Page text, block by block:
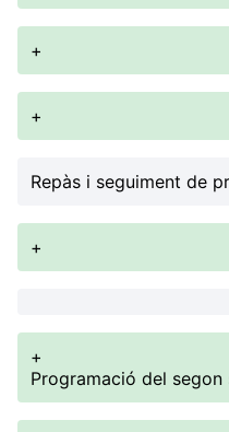
+
+
Repàs i seguiment de
+
+
Programació del segon